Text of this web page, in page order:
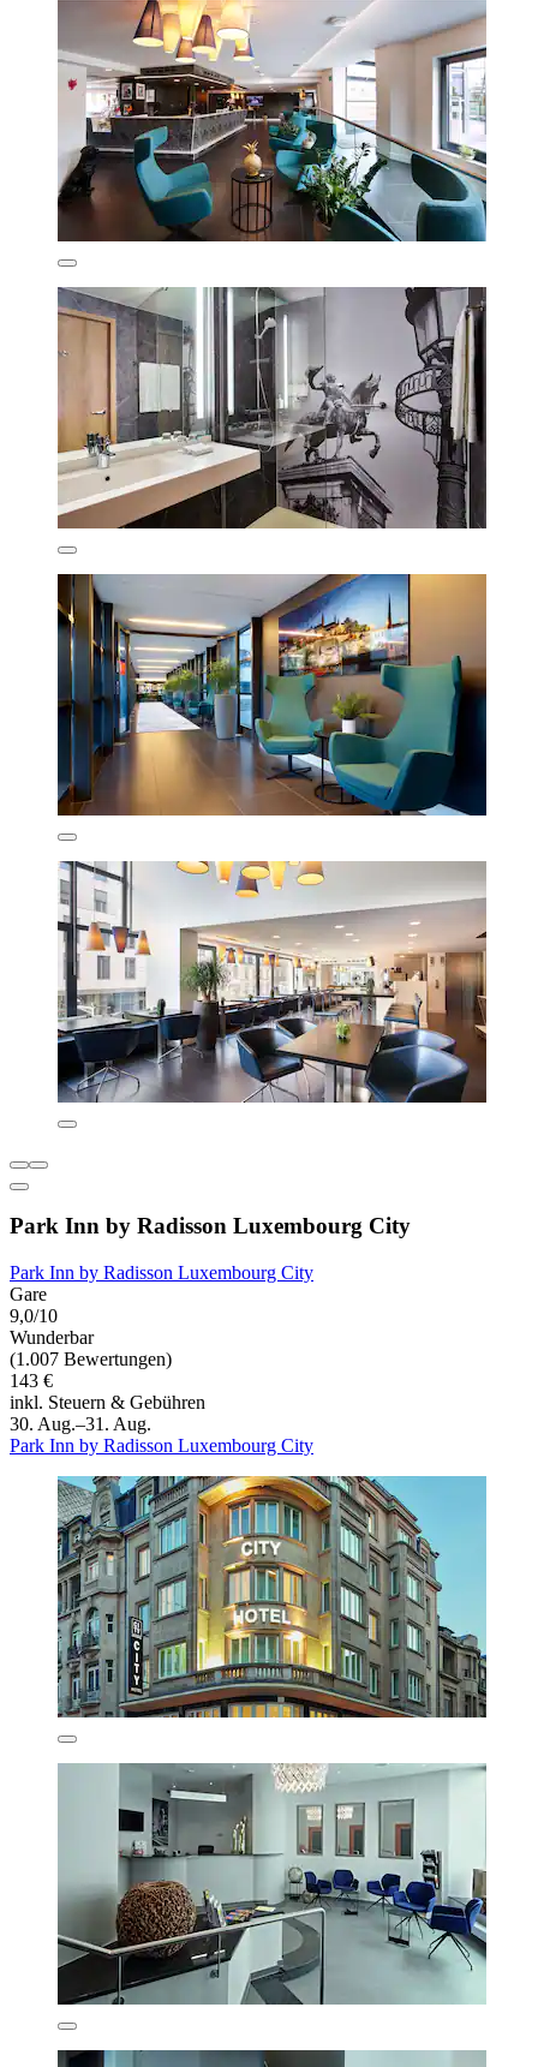
Park Inn by Radisson Luxembourg City
Park Inn by Radisson Luxembourg City
Gare
9,0/10
Wunderbar
(1.007 Bewertungen)
143 €
inkl. Steuern & Gebühren
30. Aug.–31. Aug.
Park Inn by Radisson Luxembourg City